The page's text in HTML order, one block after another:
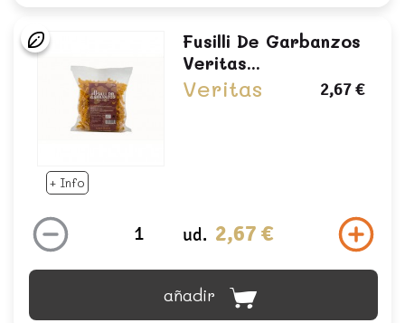
+ Info
Fusilli De Garbanzos
Veritas...
Veritas 2,67 €
ud. 2,67 €
añadir